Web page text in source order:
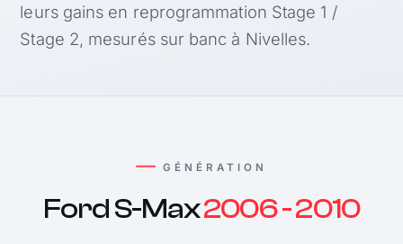
leurs gains en reprogrammation Stage 1 /
Stage 2, mesurés sur banc à Nivelles.
GÉNÉRATION
Ford S-Max2006 - 2010